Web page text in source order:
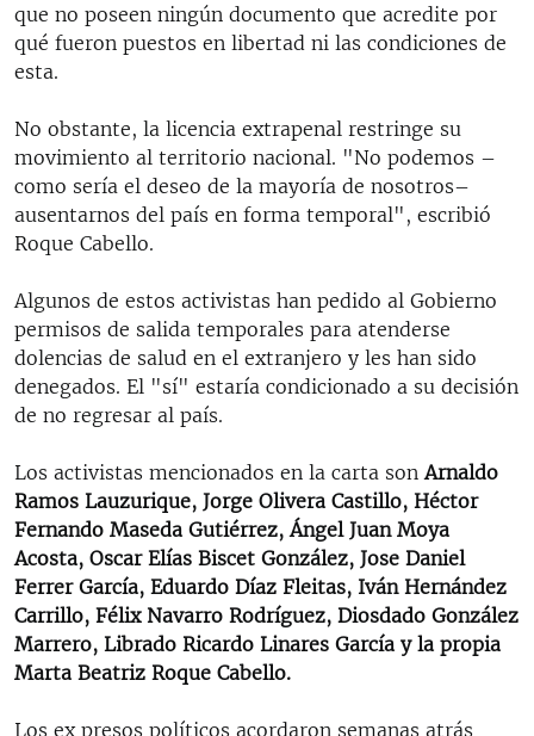
que no poseen ningún documento que acredite por
qué fueron puestos en libertad ni las condiciones de
esta.
No obstante, la licencia extrapenal restringe su
movimiento al territorio nacional. "No podemos –
como sería el deseo de la mayoría de nosotros–
ausentarnos del país en forma temporal", escribió
Roque Cabello.
Algunos de estos activistas han pedido al Gobierno
permisos de salida temporales para atenderse
dolencias de salud en el extranjero y les han sido
denegados. El "sí" estaría condicionado a su decisión
de no regresar al país.
Los activistas mencionados en la carta sonArnaldo
Ramos Lauzurique, Jorge Olivera Castillo, Héctor
Fernando Maseda Gutiérrez, Ángel Juan Moya
Acosta, Oscar Elías Biscet González, Jose Daniel
Ferrer García, Eduardo Díaz Fleitas, Iván Hernández
Carrillo, Félix Navarro Rodríguez, Diosdado González
Marrero, Librado Ricardo Linares García y la propia
Marta Beatriz Roque Cabello.
Los ex presos políticos acordaron semanas atrás